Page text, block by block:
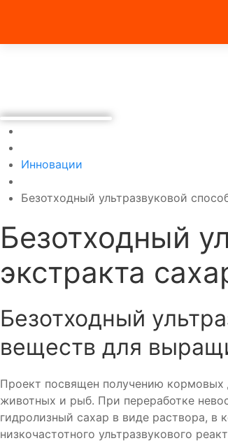
Инновации
Безотходный ультразвуковой
Безотходный
экстракта
Безотходный
веществ для
Проект посвящен получению
животных и рыб. При переработке
гидролизный сахар в виде раствора,
низкочастотного ультразвукового